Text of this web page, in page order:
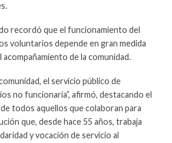
recordó que el funcionamiento del
voluntarios depende en gran medida
de la comunidad.
el servicio público de
no funcionaría”, afirmó, destacando el
todos aquellos que colaboran para
que, desde hace 55 años, trabaja
y vocación de servicio al